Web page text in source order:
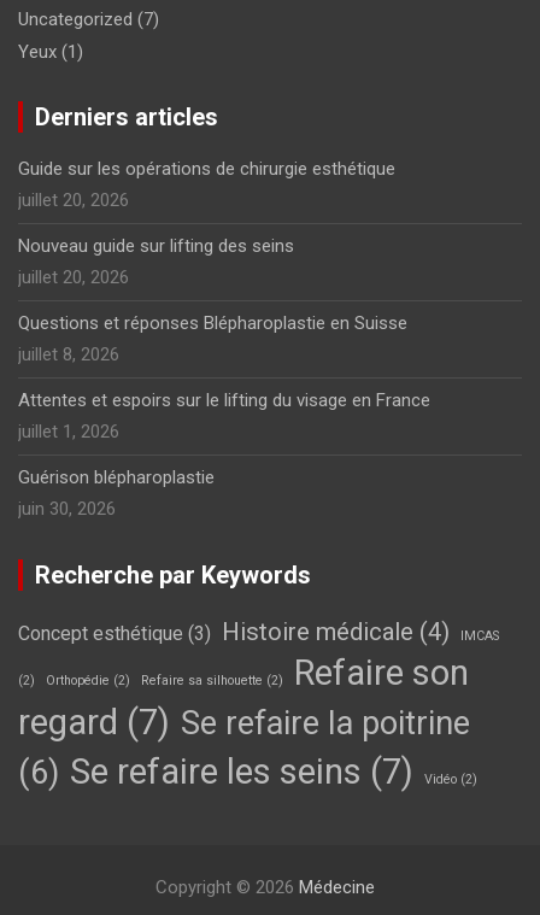
Uncategorized (7)
Yeux (1)
Derniers articles
Guide sur les opérations de chirurgie esthétique
juillet 20, 2026
Nouveau guide sur lifting des seins
juillet 20, 2026
Questions et réponses Blépharoplastie en Suisse
juillet 8, 2026
Attentes et espoirs sur le lifting du visage en France
juillet 1, 2026
Guérison blépharoplastie
juin 30, 2026
Recherche par Keywords
Concept esthétique (3) Histoire médicale (4) IMCAS
(2) Orthopédie (2) Refaire sa silhouette (2)
Refaire son
regard (7) Se refaire la poitrine
(6) Se refaire les seins (7) Vidéo (2)
Copyright © 2026 Médecine